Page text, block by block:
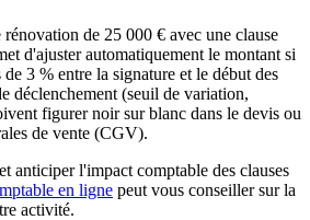
de 25 000 € avec une clause
d'ajuster automatiquement le montant si
3 % entre la signature et le début des
déclenchement (seuil de variation,
figurer noir sur blanc dans le devis ou
de vente (CGV).
anticiper l'impact comptable des clauses
en ligne peut vous conseiller sur la
activité.